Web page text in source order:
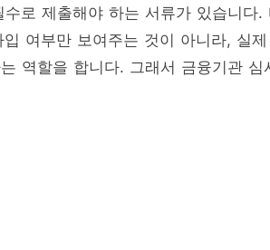
로 제출해야 하는 서류가 있습니다.
여부만 보여주는 것이 아니라, 실제
역할을 합니다. 그래서 금융기관 심